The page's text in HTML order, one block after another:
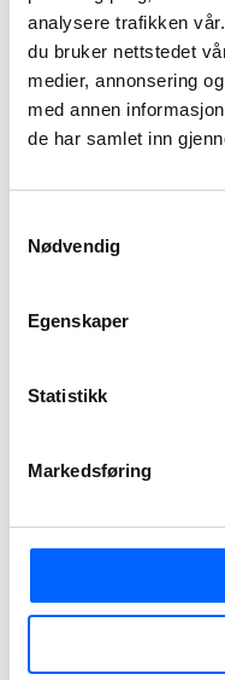
analysere trafikken
du bruker nettstedet
medier, annonsering
med annen
de har samlet inn
Nødvendig
Egenskaper
Statistikk
Markedsføring